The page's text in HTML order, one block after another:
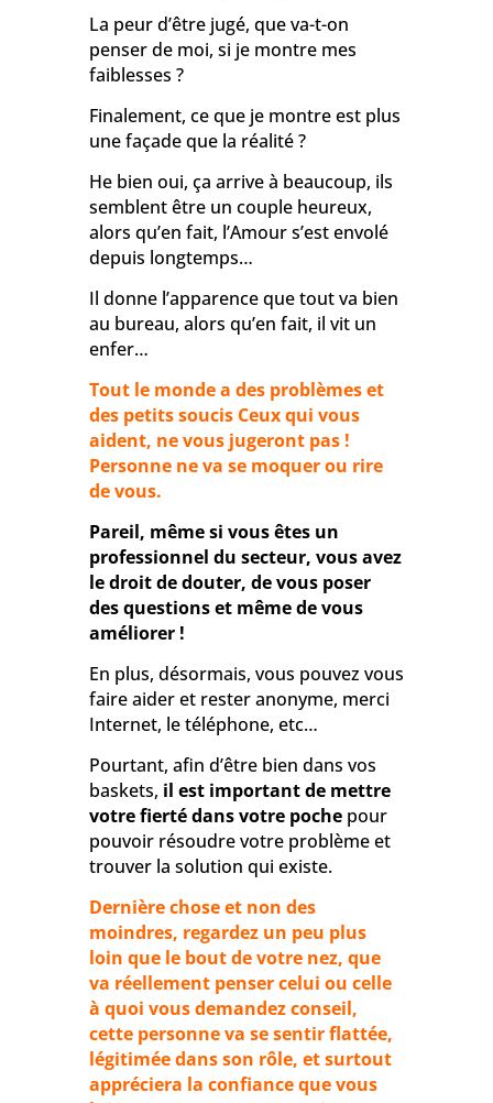
La peur d’être jugé, que va-t-on
penser de moi, si je montre mes
faiblesses ?
Finalement, ce que je montre est plus
une façade que la réalité ?
He bien oui, ça arrive à beaucoup, ils
semblent être un couple heureux,
alors qu’en fait, l’Amour s’est envolé
depuis longtemps…
Il donne l’apparence que tout va bien
au bureau, alors qu’en fait, il vit un
enfer…
Tout le monde a des problèmes et
des petits soucis Ceux qui vous
aident, ne vous jugeront pas !
Personne ne va se moquer ou rire
de vous.
Pareil, même si vous êtes un
professionnel du secteur, vous avez
le droit de douter, de vous poser
des questions et même de vous
améliorer !
En plus, désormais, vous pouvez vous
faire aider et rester anonyme, merci
Internet, le téléphone, etc…
Pourtant, afin d’être bien dans vos
baskets, il est important de mettre
votre fierté dans votre pochepour
pouvoir résoudre votre problème et
trouver la solution qui existe.
Dernière chose et non des
moindres, regardez un peu plus
loin que le bout de votre nez, que
va réellement penser celui ou celle
à quoi vous demandez conseil,
cette personne va se sentir flattée,
légitimée dans son rôle, et surtout
appréciera la confiance que vous